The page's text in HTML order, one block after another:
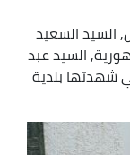
السيد السعيد
السيد عبد
شهدتها بلدية